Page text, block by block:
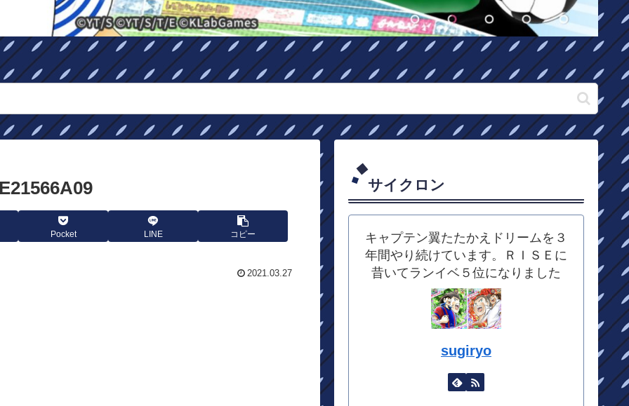
Pocket LINE コピー
2021.03.27
サイクロン
キャプテン翼たたかえドリームを３
年間やり続けています。ＲＩＳＥに
昔いてランイベ５位になりました
sugiryo